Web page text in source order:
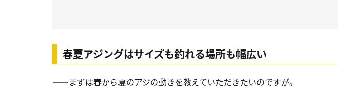
春夏アジングはサイズも釣れる場所も幅広い
――まずは春から夏のアジの動きを教えていただきたいのですが。